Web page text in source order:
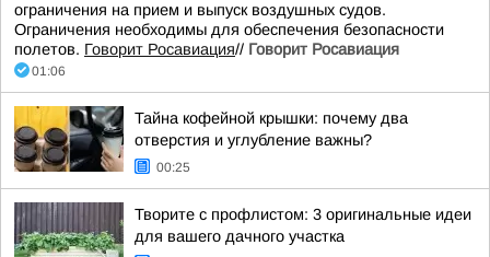
ограничения на прием и выпуск воздушных судов.
Ограничения необходимы для обеспечения безопасности
полетов. Говорит Росавиация// Говорит Росавиация
01:06
Тайна кофейной крышки: почему два
отверстия и углубление важны?
00:25
Творите с профлистом: 3 оригинальные идеи
для вашего дачного участка